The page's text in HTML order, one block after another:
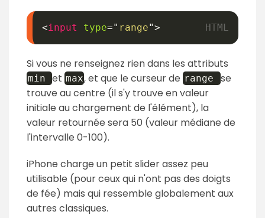
<input type=" range">
Si vous ne renseignez rien dans les attributs
min etmax, et que le curseur derange se
trouve au centre (il s'y trouve en valeur
initiale au chargement de l'élément), la
valeur retournée sera 50 (valeur médiane de
l'intervalle 0-100).
iPhone charge un petit slider assez peu
utilisable (pour ceux qui n'ont pas des doigts
de fée) mais qui ressemble globalement aux
autres classiques.